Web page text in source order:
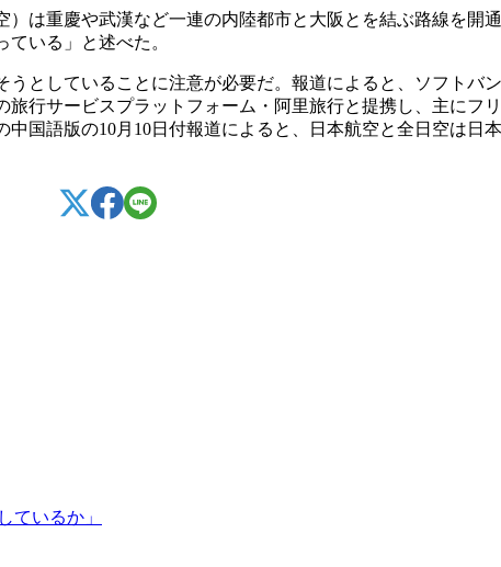
は重慶や武漢など一連の内陸都市と大阪とを結ぶ路線を開
いる」と述べた。
としていることに注意が必要だ。報道によると、ソフトバ
行サービスプラットフォーム・阿里旅行と提携し、主にフ
国語版の10月10日付報道によると、日本航空と全日空は日
ているか」